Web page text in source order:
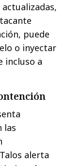
puede
o inyectar
incluso a
las
alerta